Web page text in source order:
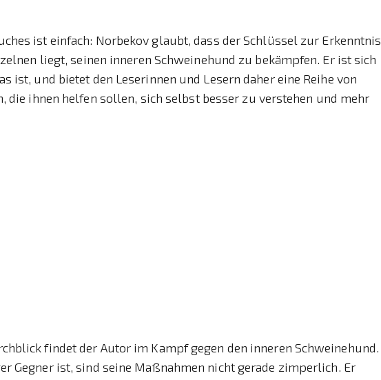
ist einfach: Norbekov glaubt, dass der Schlüssel zur Erkenntnis
liegt, seinen inneren Schweinehund zu bekämpfen. Er ist sich
ist, und bietet den Leserinnen und Lesern daher eine Reihe von
die ihnen helfen sollen, sich selbst besser zu verstehen und mehr
findet der Autor im Kampf gegen den inneren Schweinehund.
Gegner ist, sind seine Maßnahmen nicht gerade zimperlich. Er